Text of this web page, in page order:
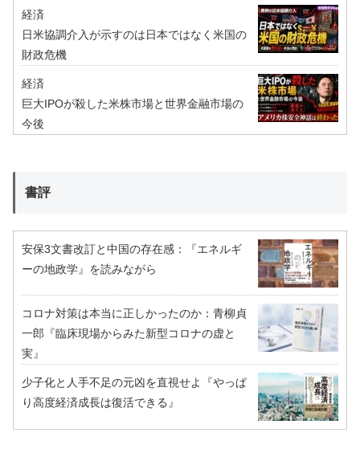
経済
日米協調介入が示すのは日本ではなく米国の
財政危機
経済
巨大IPOが殺した米株市場と世界金融市場の
今後
書評
安保3文書改訂と中国の存在感：『エネルギ
ーの地政学』を読みながら
コロナ対策は本当に正しかったのか：青柳貞
一郎『臨床現場からみた新型コロナの虚と
実』
少子化と人手不足の元凶を直視せよ『やっぱ
り高度経済成長は復活できる』